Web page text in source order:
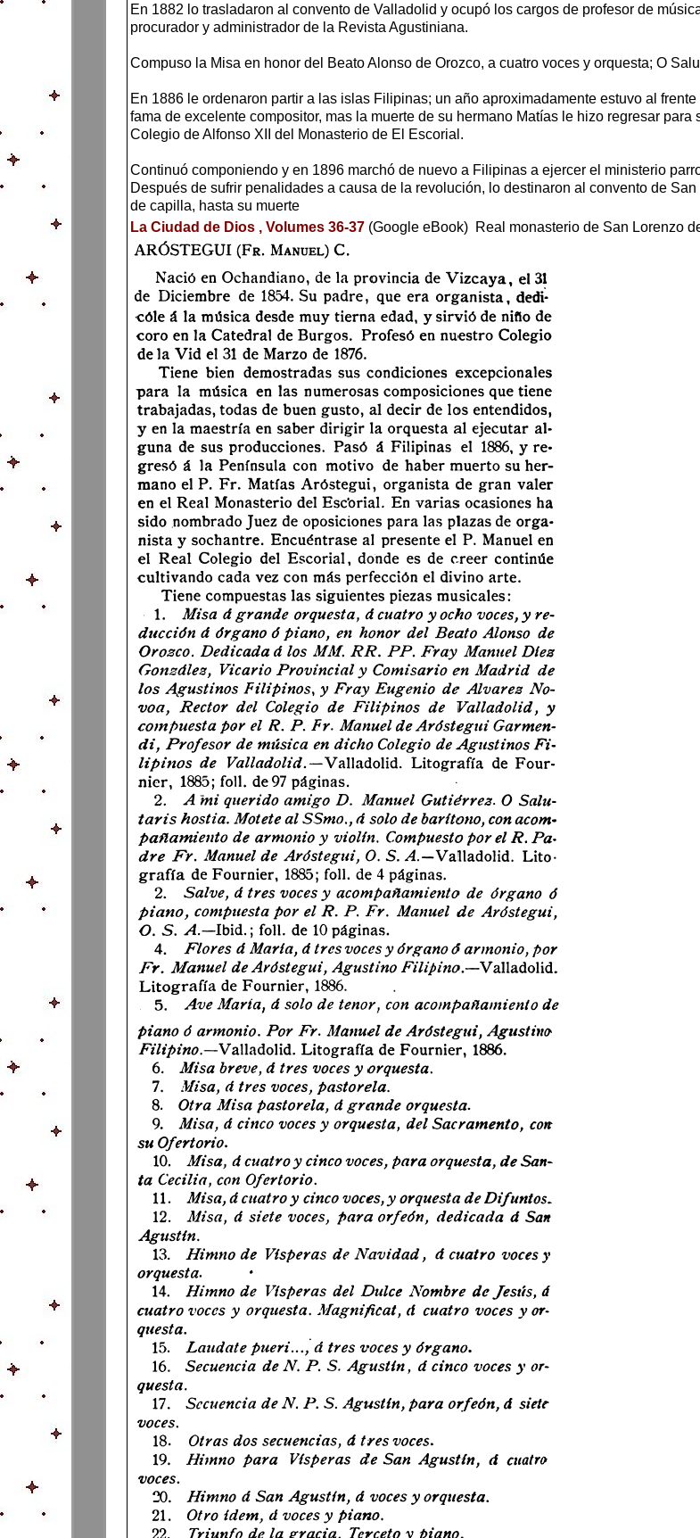
En 1882 lo trasladaron al convento de Valladolid y ocupó los cargos de profesor de
procurador y administrador de la Revista Agustiniana.
Compuso la Misa en honor del Beato Alonso de Orozco, a cuatro voces y orquesta; O
En 1886 le ordenaron partir a las islas Filipinas; un año aproximadamente estuvo al
fama de excelente compositor, mas la muerte de su hermano Matías le hizo regresar
Colegio de Alfonso XII del Monasterio de El Escorial.
Continuó componiendo y en 1896 marchó de nuevo a Filipinas a ejercer el ministerio
Después de sufrir penalidades a causa de la revolución, lo destinaron al convento de
de capilla, hasta su muerte
La Ciudad de Dios , Volumes 36-37 (Google eBook) Real monasterio de San Lorenzo